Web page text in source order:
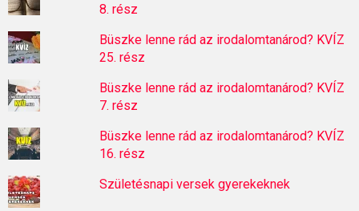
8. rész
Büszke lenne rád az irodalomtanárod? KVÍZ
25. rész
Büszke lenne rád az irodalomtanárod? KVÍZ
7. rész
Büszke lenne rád az irodalomtanárod? KVÍZ
16. rész
Születésnapi versek gyerekeknek